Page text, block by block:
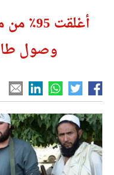
أغلقت
وصول